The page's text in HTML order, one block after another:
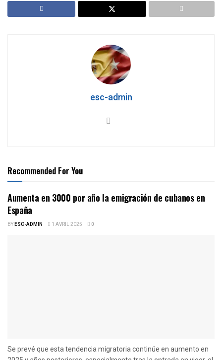
esc-admin
Recommended For You
Aumenta en 3000 por año la emigración de cubanos en
España
BYESC-ADMIN 1 AVRIL 2025 0
Se prevé que esta tendencia migratoria continúe en aumento en